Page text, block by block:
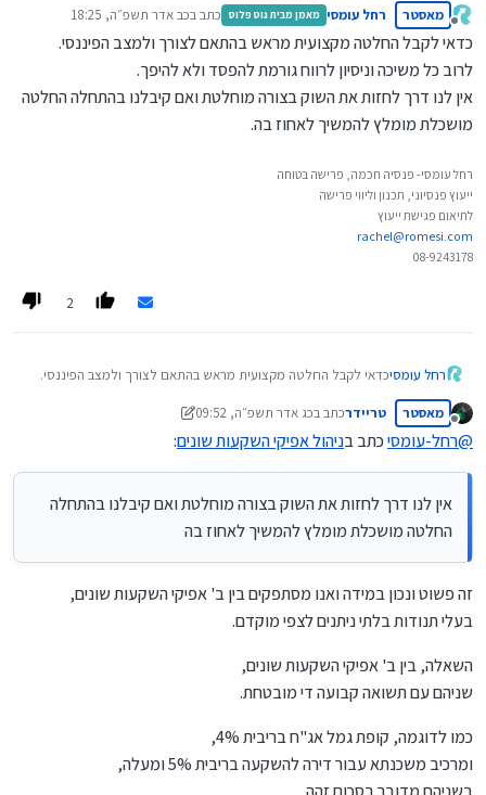
@צמיחהכתב בבעלי משכנתא? יכולים לחסוך בהוצאות!!:
מי שיש לו משכנתא צמוד מדד, והוא גם משקיע
בשוק ההון.
במקום להשקיע בשוק ההון.
איך לקבל החלטות נבונות בניהול
אפיקי השקעות שונים ?
.
כדאי להמנע מעירבוב שיקולים והחלטות בין הכלים השונים
בעולם ההשקעות.
כשאתה משקיע בשוק ההון לטווח הארוך יחסית, יש לך
תוכנית עסקית מפורטת,
וכן כשאתה משקיע בנדל"ן לטווח הקצר יחסית, יש לך
תוכנית עסקית מפורטת,
וכן כשאתה מפריש עצמאית לקרן פנסיה, יש לך תוכנית
לקבל החלטות בתיק המושקע בשוק ההון על בסיס שיקולים
בדברים הללו מומלץ להתייעץ עם מומחה מהתחום
שישב איתכם ויתרשם מהאופי, מהנכסים ומהאפשרויות שלכם
כדי שהוא ידע לשקלל את מיטב הנתונים המצטבר
אדם לעצמו לא תמיד ידע מה באמת נכון בעבורו
מנותק
מאסטר רחל עומסי מאמן מבית גוט פלוס כתב בכב אדר תשפ״ה, 18:25
נערך לאחרונה על ידי
כדאי לקבל החלטה מקצועית מראש בהתאם לצורך ולמצב הפיננסי.
לרוב כל משיכה וניסיון לרווח גורמת להפסד ולא להיפך.
אין לנו דרך לחזות את השוק בצורה מוחלטת ואם קיבלנו בהתחלה החלטה
מושכלת מומלץ להמשיך לאחוז בה.
רחל עומסי- פנסיה חכמה, פרישה בטוחה
ייעוץ פנסיוני, תכנון וליווי פרישה
לתיאום פגישת ייעוץ
rachel@romesi.com
08-9243178
2
רחל עומסיכדאי לקבל החלטה מקצועית מראש בהתאם לצורך ולמצב הפיננסי.
אין לנו דרך לחזות את השוק בצורה מוחלטת ואם קיבלנו בהתחלה
החלטה מושכלת מומלץ להמשיך לאחוז בה.
מנותק
מאסטר טריידרכתב בכג אדר תשפ״ה, 09:52
נערך לאחרונה על ידי טריידר
@רחל-עומסיכתב בניהול אפיקי השקעות שונים:
אין לנו דרך לחזות את השוק בצורה מוחלטת ואם קיבלנו בהתחלה
החלטה מושכלת מומלץ להמשיך לאחוז בה
זה פשוט ונכון במידה ואנו מסתפקים בין ב' אפיקי השקעות שונים,
בעלי תנודות בלתי ניתנים לצפי מוקדם.
השאלה, בין ב' אפיקי השקעות שונים,
שניהם עם תשואה קבועה די מובטחת.
כמו לדוגמה, קופת גמל אג"ח בריבית 4%,
ומרכיב משכנתא עבור דירה להשקעה בריבית 5% ומעלה,